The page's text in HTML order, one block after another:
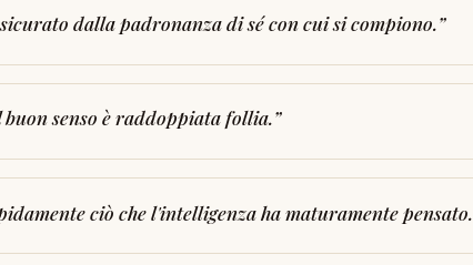
dalla padronanza di sé con cui si compiono.”
senso è raddoppiata follia.”
ciò che l'intelligenza ha maturamente pensato.